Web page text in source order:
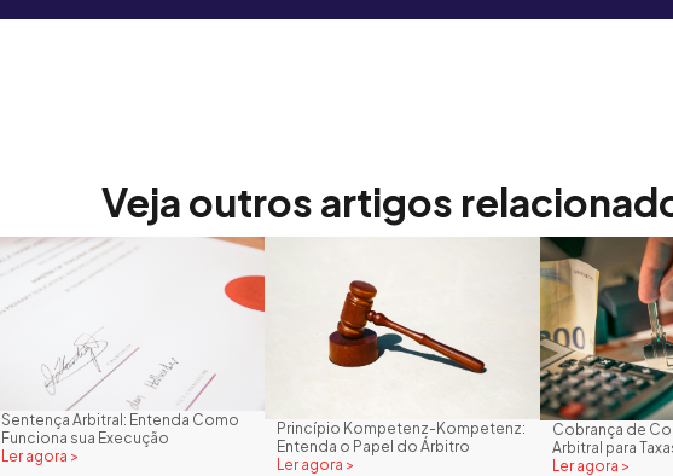
Veja outros artigos
Sentença Arbitral: Entenda Como
Funciona sua Execução
Ler agora >
Princípio Kompetenz-Kompetenz:
Entenda o Papel do Árbitro
Ler agora >
Cobrança de
Arbitral para
Ler agora >